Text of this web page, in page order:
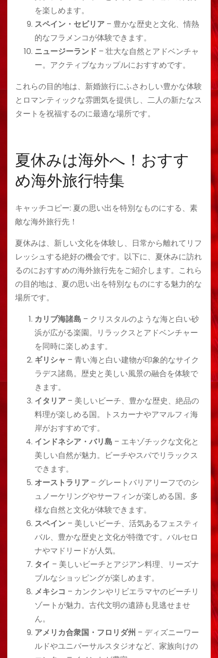
を楽しめます。
スペイン・セビリア – 豊かな歴史と文化、情熱
的なフラメンコが体験できます。
ニュージーランド – 壮大な自然とアドベンチャ
ー。アクティブなカップルにおすすめです。
これらの目的地は、新婚旅行にふさわしい豊かな体験
とロマンティックな雰囲気を提供し、二人の新たなス
タートを祝福するのに最適な場所です。
夏休みは海外へ！おすす
め海外旅行特集
キャッチコピー: 夏の思い出を特別なものにする、素
敵な海外旅行先！
夏休みは、新しい文化を体験し、日常から離れてリフ
レッシュする絶好の機会です。以下に、夏休みに訪れ
るのにおすすめの海外旅行先をご紹介します。これら
の目的地は、夏の思い出を特別なものにする魅力的な
場所です。
カリブ海諸島 – クリスタルのような海と白い砂
浜が広がる楽園。リラックスとアドベンチャー
を同時に楽しめます。
ギリシャ – 青い海と白い建物が印象的なサイク
ラデス諸島。歴史と美しい風景の融合を体験で
きます。
イタリア – 美しいビーチ、豊かな歴史、絶品の
料理が楽しめる国。トスカーナやアマルフィ海
岸がおすすめです。
インドネシア・バリ島 – エキゾチックな文化と
美しい自然が魅力。ビーチやスパでリラックス
できます。
オーストラリア – グレートバリアリーフでのシ
ュノーケリングやサーフィンが楽しめる国。多
様な自然と文化が体験できます。
スペイン – 美しいビーチ、活気あるフェスティ
バル、豊かな歴史と文化が特徴です。バルセロ
ナやマドリードが人気。
タイ – 美しいビーチとアジアン料理、リーズナ
ブルなショッピングが楽しめます。
メキシコ – カンクンやリビエラマヤのビーチリ
ゾートが魅力。古代文明の遺跡も見逃せませ
ん。
アメリカ合衆国・フロリダ州 – ディズニーワー
ルドやユニバーサルスタジオなど、家族向けの